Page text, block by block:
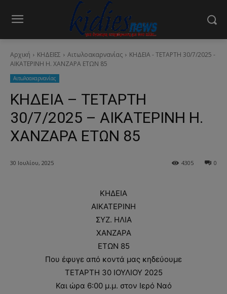
Αρχική ΚΗΔΕΙΕΣ Aιτωλοακαρνανίας
ΚΗΔΕΙΑ - ΤΕΤΑΡΤΗ 30/7/2025 -
ΑΙΚΑΤΕΡΙΝΗ Η. ΧΑΝΖΑΡΑ ΕΤΩΝ 85
Aιτωλοακαρνανίας
ΚΗΔΕΙΑ – ΤΕΤΑΡΤΗ
30/7/2025 – ΑΙΚΑΤΕΡΙΝΗ Η.
ΧΑΝΖΑΡΑ ΕΤΩΝ 85
30 Ιουλίου, 2025 0
4305
ΚΗΔΕΙΑ
ΑΙΚΑΤΕΡΙΝΗ
ΣΥΖ. ΗΛΙΑ
ΧΑΝΖΑΡΑ
ΕΤΩΝ 85
Που έφυγε από κοντά μας κηδεύουμε
ΤΕΤΑΡΤΗ 30 ΙΟΥΛΙΟΥ 2025
Και ώρα 6:00 μ.μ. στον Ιερό Ναό